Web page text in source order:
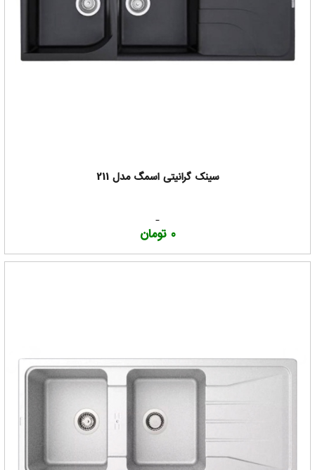
سینک گرانیتی اسمگ مدل 211
0 تومان